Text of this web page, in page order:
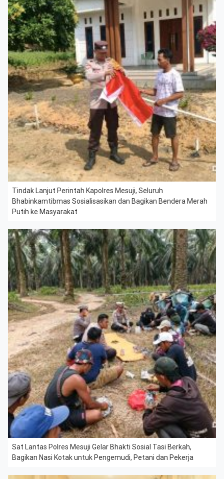
Tindak Lanjut Perintah Kapolres Mesuji, Seluruh
Bhabinkamtibmas Sosialisasikan dan Bagikan Bendera Merah
Putih ke Masyarakat
Sat Lantas Polres Mesuji Gelar Bhakti Sosial Tasi Berkah,
Bagikan Nasi Kotak untuk Pengemudi, Petani dan Pekerja